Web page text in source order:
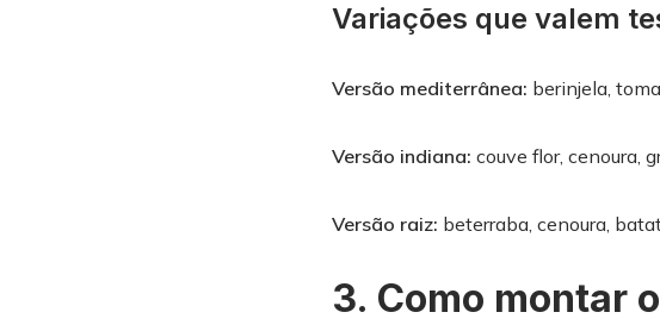
Variações que valem
Versão mediterrânea: berinjela,
Versão indiana: couve flor, cenoura,
Versão raiz: beterraba, cenoura,
3. Como montar